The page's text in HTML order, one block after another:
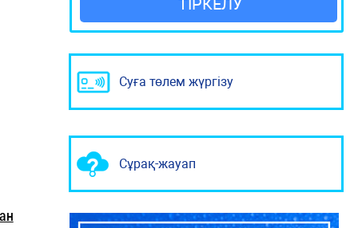
ТІРКЕЛУ
Суға төлем жүргізу
Сұрақ-жауап